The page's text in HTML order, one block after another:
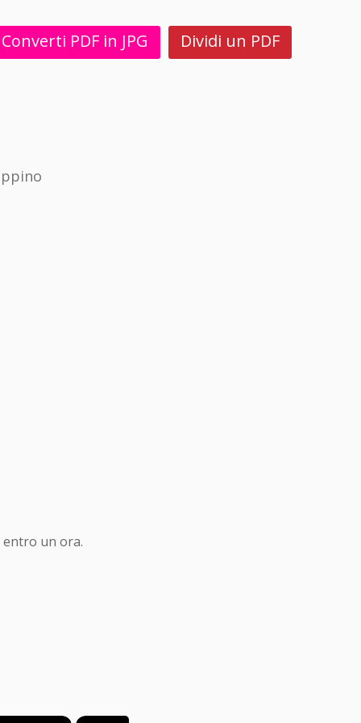
Converti PDF in JPG Dividi un PDF
un ora.